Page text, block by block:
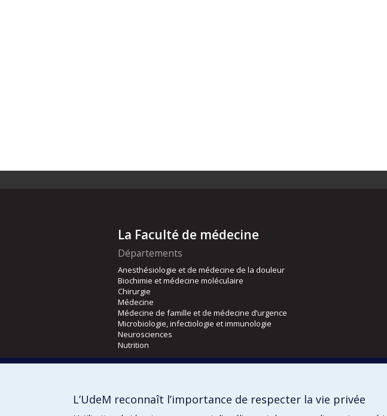
La Faculté de médecine
Départements
Anesthésiologie et de médecine de la douleur
Biochimie et médecine moléculaire
Chirurgie
Médecine
Médecine de famille et de médecine d’urgence
Microbiologie, infectiologie et immunologie
Neurosciences
Nutrition
Orthophonie et audiologie
L’UdeM reconnaît l’importance de respecter la vie privée